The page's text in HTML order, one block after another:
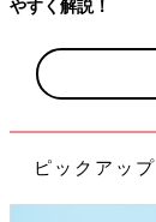
ピックアップ